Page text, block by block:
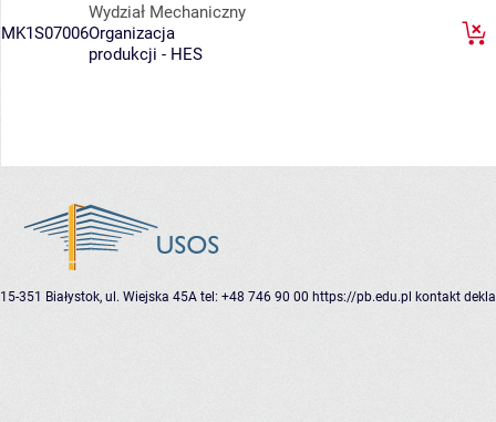
MK1S07006
Wydział Mechaniczny
Organizacja
produkcji - HES
15-351 Białystok, ul. Wiejska 45A tel: +48 746 90 00 https://pb.edu.pl kontakt